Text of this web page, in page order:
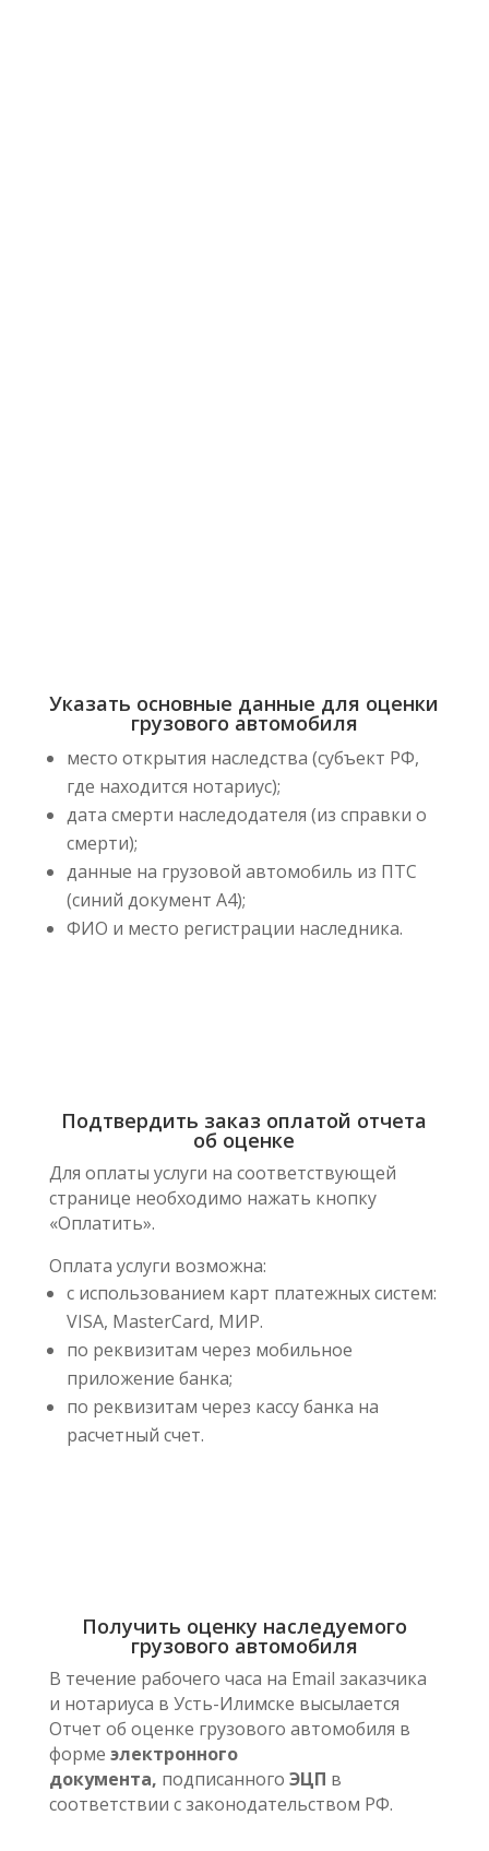
Указать основные данные для оценки
грузового автомобиля
место открытия наследства (субъект РФ,
где находится нотариус);
дата смерти наследодателя (из справки о
смерти);
данные на грузовой автомобиль из ПТС
(синий документ А4);
ФИО и место регистрации наследника.
Подтвердить заказ оплатой отчета
об оценке
Для оплаты услуги на соответствующей
странице необходимо нажать кнопку
«Оплатить».
Оплата услуги возможна:
с использованием карт платежных систем:
VISA, MasterCard, МИР.
по реквизитам через мобильное
приложение банка;
по реквизитам через кассу банка на
расчетный счет.
Получить оценку наследуемого
грузового автомобиля
В течение рабочего часа на Email заказчика
и нотариуса в Усть-Илимске высылается
Отчет об оценке грузового автомобиля в
форме электронного
документа, подписанного ЭЦП в
соответствии с законодательством РФ.